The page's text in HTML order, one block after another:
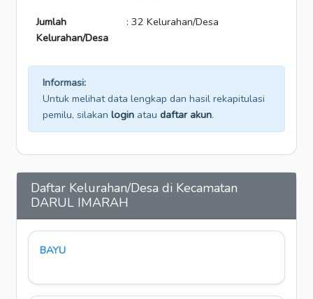
Jumlah
Kelurahan/Desa
: 32 Kelurahan/Desa
Informasi:
Untuk melihat data lengkap dan hasil rekapitulasi
pemilu, silakan login atau daftar akun.
Daftar Kelurahan/Desa di Kecamatan
DARUL IMARAH
BAYU